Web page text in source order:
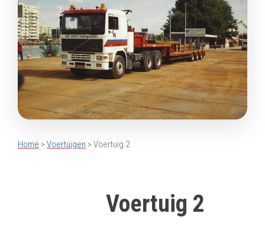
Home > Voertuigen > Voertuig 2
Voertuig 2